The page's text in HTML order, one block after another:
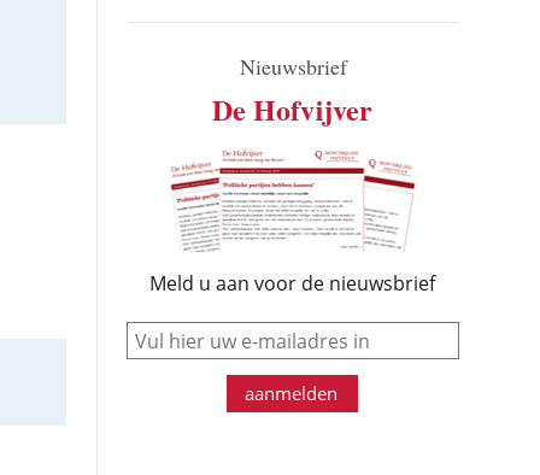
Nieuwsbrief
De Hofvijver
Meld u aan voor de nieuwsbrief
e-mail
aanmelden